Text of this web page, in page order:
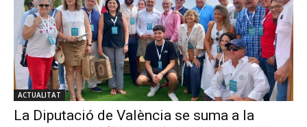
ACTUALITAT
La Diputació de València se suma a la